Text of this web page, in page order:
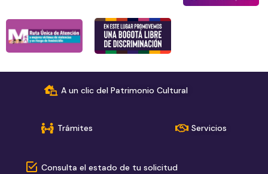
A un clic del Patrimonio Cultural
Trámites Servicios
Consulta el estado de tu solicitud